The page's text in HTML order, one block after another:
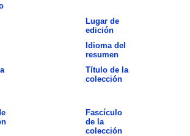
Lugar de
edición
Idioma del
resumen
Título de la
colección
Fascículo
de la
colección